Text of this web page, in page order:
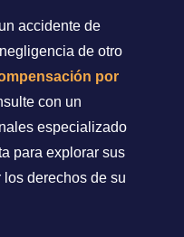
accidente de
de otro
por
con un
especializado
para explorar sus
derechos de su